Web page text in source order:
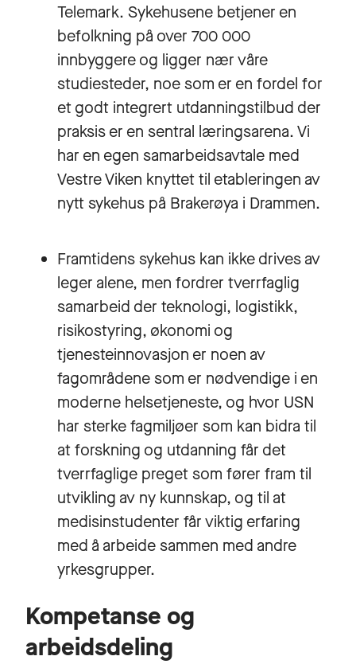
Telemark. Sykehusene betjener en
befolkning på over 700 000
innbyggere og ligger nær våre
studiesteder, noe som er en fordel for
et godt integrert utdanningstilbud der
praksis er en sentral læringsarena. Vi
har en egen samarbeidsavtale med
Vestre Viken knyttet til etableringen av
nytt sykehus på Brakerøya i Drammen.
Framtidens sykehus kan ikke drives av
leger alene, men fordrer tverrfaglig
samarbeid der teknologi, logistikk,
risikostyring, økonomi og
tjenesteinnovasjon er noen av
fagområdene som er nødvendige i en
moderne helsetjeneste, og hvor USN
har sterke fagmiljøer som kan bidra til
at forskning og utdanning får det
tverrfaglige preget som fører fram til
utvikling av ny kunnskap, og til at
medisinstudenter får viktig erfaring
med å arbeide sammen med andre
yrkesgrupper.
Kompetanse og
arbeidsdeling